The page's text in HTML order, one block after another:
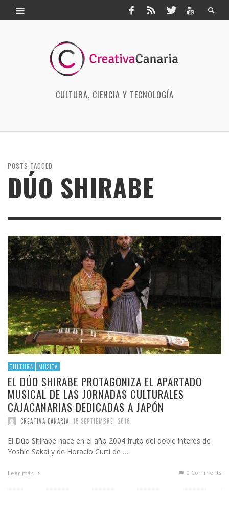
CULTURA, CIENCIA Y TECNOLOGÍA
POSTS TAGGED
DÚO SHIRABE
CULTURA MÚSICA
EL DÚO SHIRABE PROTAGONIZA EL APARTADO
MUSICAL DE LAS JORNADAS CULTURALES
CAJACANARIAS DEDICADAS A JAPÓN
CREATIVA CANARIA 15 SEPTIEMBRE, 2016
El Dúo Shirabe nace en el año 2004 fruto del doble interés de
Yoshie Sakai y de Horacio Curti de …
Leer más 0 Comments